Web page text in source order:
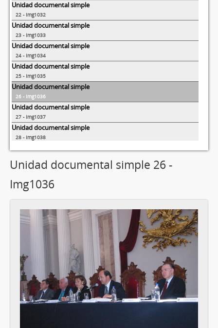
Unidad documental simple
22 - Img1032
Unidad documental simple
23 - Img1033
Unidad documental simple
24 - Img1034
Unidad documental simple
25 - Img1035
Unidad documental simple
26 - Img1036
Unidad documental simple
27 - Img1037
Unidad documental simple
28 - Img1038
Unidad documental simple
77 more...
Unidad documental simple 26 -
Img1036